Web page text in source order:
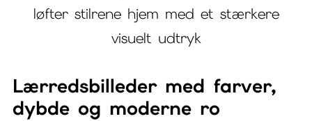
løfter stilrene hjem med et stærkere
visuelt udtryk
Lærredsbilleder med farver,
dybde og moderne ro